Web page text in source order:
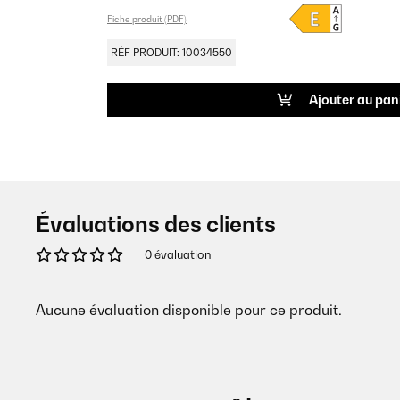
Fiche produit (PDF)
RÉF PRODUIT: 10034550
Ajouter au
Évaluations des clients
0 évaluation
Aucune évaluation disponible pour ce produit.